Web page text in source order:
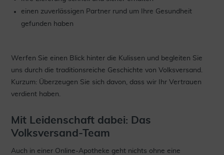
einen zuverlässigen Partner rund um Ihre Gesundheit
gefunden haben
Werfen Sie einen Blick hinter die Kulissen und begleiten Sie
uns durch die traditionsreiche Geschichte von Volksversand.
Kurzum: Überzeugen Sie sich davon, dass wir Ihr Vertrauen
verdient haben.
Mit Leidenschaft dabei: Das
Volksversand-Team
Auch in einer Online-Apotheke geht nichts ohne eine